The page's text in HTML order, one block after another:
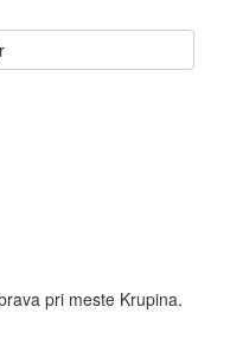
pri meste Krupina.